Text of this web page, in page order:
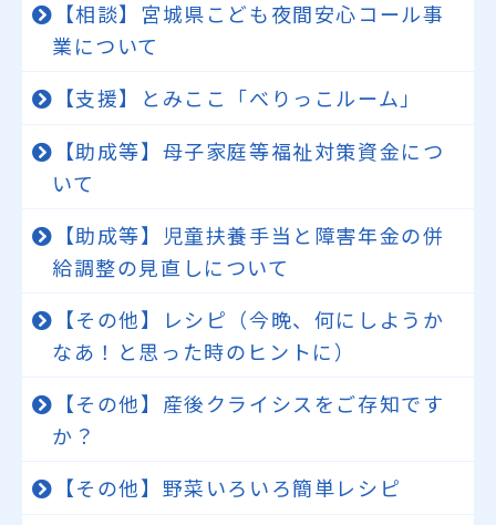
【相談】宮城県こども夜間安心コール事
業について
【支援】とみここ「べりっこルーム」
【助成等】母子家庭等福祉対策資金につ
いて
【助成等】児童扶養手当と障害年金の併
給調整の見直しについて
【その他】レシピ（今晩、何にしようか
なあ！と思った時のヒントに）
【その他】産後クライシスをご存知です
か？
【その他】野菜いろいろ簡単レシピ